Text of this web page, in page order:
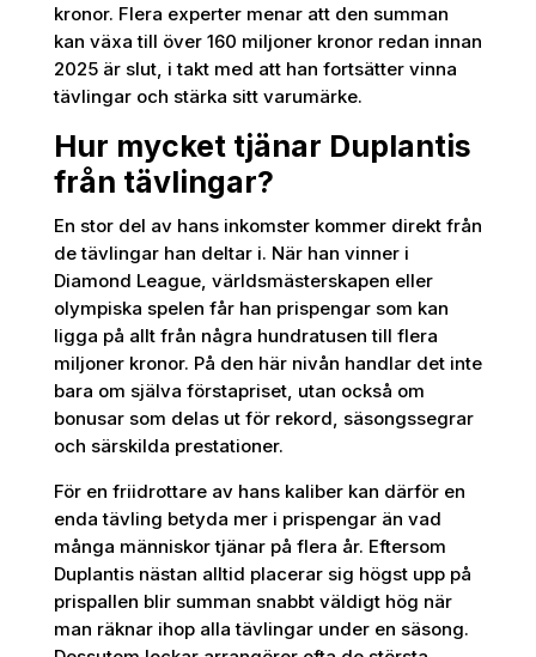
kronor. Flera experter menar att den summan
kan växa till över 160 miljoner kronor redan innan
2025 är slut, i takt med att han fortsätter vinna
tävlingar och stärka sitt varumärke.
Hur mycket tjänar Duplantis
från tävlingar?
En stor del av hans inkomster kommer direkt från
de tävlingar han deltar i. När han vinner i
Diamond League, världsmästerskapen eller
olympiska spelen får han prispengar som kan
ligga på allt från några hundratusen till flera
miljoner kronor. På den här nivån handlar det inte
bara om själva förstapriset, utan också om
bonusar som delas ut för rekord, säsongssegrar
och särskilda prestationer.
För en friidrottare av hans kaliber kan därför en
enda tävling betyda mer i prispengar än vad
många människor tjänar på flera år. Eftersom
Duplantis nästan alltid placerar sig högst upp på
prispallen blir summan snabbt väldigt hög när
man räknar ihop alla tävlingar under en säsong.